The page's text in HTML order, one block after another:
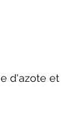
d'azote et